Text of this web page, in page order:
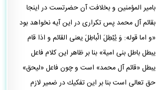
بامير المؤمنين و بخلافت آن حضرتست در اينجا
بقائم آل محمد پس تكرارى در اين آيه نخواهد بود
«و اما قوله: وَ يُبْطِلَ الْباطِلَ يعنى القائم و اذا قام
يبطل باطل بنى امية» بنا بر ظاهر اين كلام فاعل
يبطل «قائم آل محمد» است و چون فاعل «ليحق»
حق تعالى است بنا بر اين تفكيك در ضمير لازم